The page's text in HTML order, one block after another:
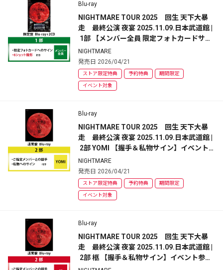
Blu-ray
NIGHTMARE TOUR 2025　回生 天下大暴
走　最終公演 夜宴 2025.11.09.日本武道館 |
1部 【メンバー全員 限定フォトカードサイ
ン＆6ショット撮影】イベント参加券付 | 通
常盤
NIGHTMARE
発売日 2026/04/21
ストア限定特典 予約特典 期間限定
イベント対象
Blu-ray
NIGHTMARE TOUR 2025　回生 天下大暴
走　最終公演 夜宴 2025.11.09.日本武道館 |
2部 YOMI 【握手＆私物サイン】イベント
参加券付 | 通常盤
NIGHTMARE
発売日 2026/04/21
ストア限定特典 予約特典 期間限定
イベント対象
Blu-ray
NIGHTMARE TOUR 2025　回生 天下大暴
走　最終公演 夜宴 2025.11.09.日本武道館 |
2部 柩 【握手＆私物サイン】イベント参加
券付 | 通常盤